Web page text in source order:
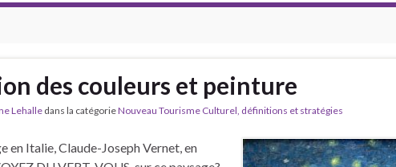
des couleurs et peinture
Lehalle dans la catégorieNouveau Tourisme Culturel, définitions et stratégies
en Italie, Claude-Joseph Vernet, en